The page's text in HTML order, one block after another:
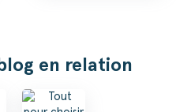
en relation